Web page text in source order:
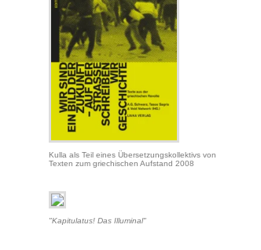
Kulla als Teil eines Übersetzungskollektivs von
Texten zum griechischen Aufstand 2008
"Kapitulatus! Das Illuminal"